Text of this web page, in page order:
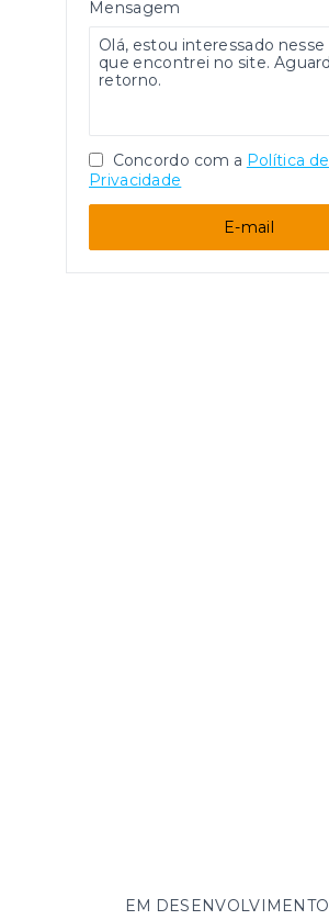
Mensagem
Concordo com a Política de
Privacidade
E-mail
EM DESENVOLVIMENTO